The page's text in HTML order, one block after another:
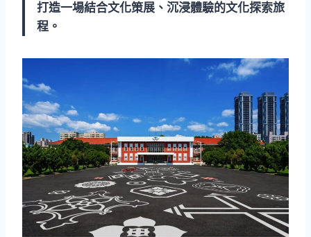
打造一場結合文化策展、沉浸體驗的文化探索旅
程。